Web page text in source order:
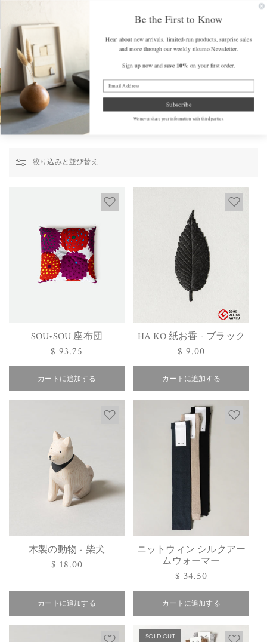
カ
ホーム + ガーデン
ホーム + ガーデン
絞り込みと並び替え
SOU•SOU 座布団
通
常
価
格
$ 93.75
カートに追加する
HA KO 紙お香 - ブラック
通
常
価
格
$ 9.00
カートに追加する
木製の動物 - 柴犬
通
価
格
$ 18.00
カートに追加する
ニットウィン シルクアー
ムウォーマー
通
常
価
格
$ 34.50
カートに追加する
SOLD OUT
Be the First to Know
Hear about new arrivals, limited-run products, surprise sales
and more through our weekly rikumo Newsletter.
Sign up now and save 10% on your first order.
Subscribe
We never share your information with third parties.